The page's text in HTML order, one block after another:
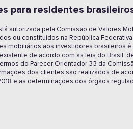
para residentes
autorizada pela Comissão de Valores
ou constituídos na República
mobiliários aos investidores brasileiros
de acordo com as leis do Brasil,
do Parecer Orientador 33 da
dos clientes são realizados de
e as determinações dos órgãos